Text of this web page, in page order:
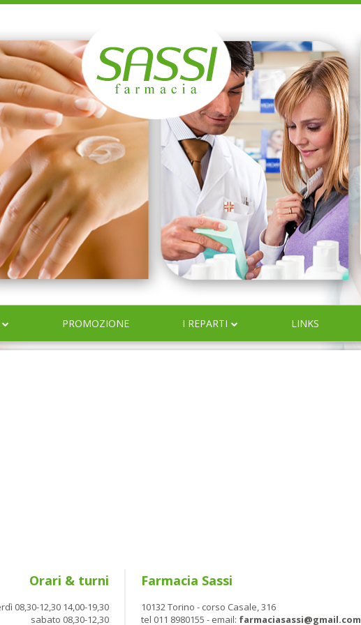
PROMOZIONE I REPARTI LINKS
Orari & turni
08,30-12,30 14,00-19,30
sabato 08,30-12,30
Farmacia Sassi
10132 Torino - corso Casale, 316
tel 011 8980155 - email: farmaciasassi@gmail.com